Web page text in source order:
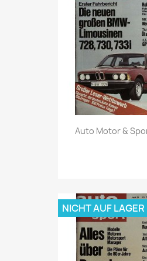

Auto Motor &
NICHT AUF LAGER